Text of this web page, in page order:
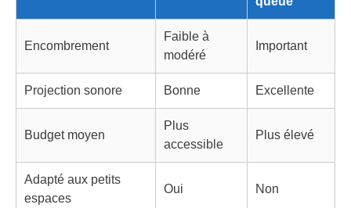
Encombrement
Faible à
modéré
Important
Projection sonore Bonne Excellente
Budget moyen
Plus
accessible
Plus élevé
Adapté aux petits
espaces
Oui Non